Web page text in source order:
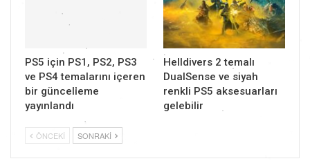
PS5 için PS1, PS2, PS3
ve PS4 temalarını içeren
bir güncelleme
yayınlandı
Helldivers 2 temalı
DualSense ve siyah
renkli PS5 aksesuarları
gelebilir
ÖNCEKI SONRAKI